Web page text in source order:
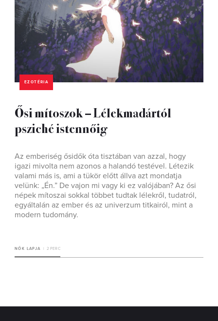
EZOTÉRIA
Ősi mítoszok – Lélekmadártól
psziché istennőig
Az emberiség ősidők óta tisztában van azzal, hogy
igazi mivolta nem azonos a halandó testével. Létezik
valami más is, ami a tükör előtt állva azt mondatja
velünk: „Én.” De vajon mi vagy ki ez valójában? Az ősi
népek mítoszai sokkal többet tudtak lélekről, tudatról,
egyáltalán az ember és az univerzum titkairól, mint a
modern tudomány.
NŐK LAPJA 2 PERC